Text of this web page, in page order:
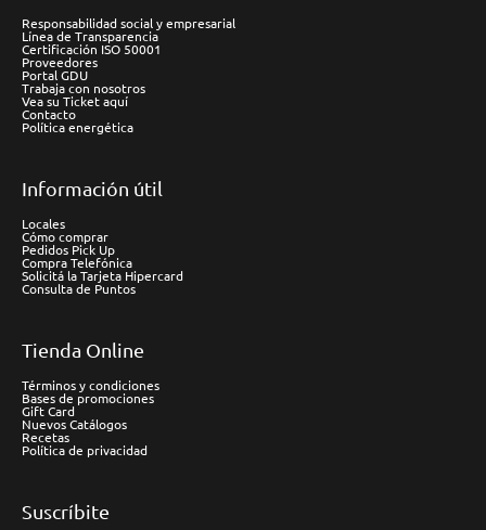
Responsabilidad social y empresarial
Línea de Transparencia
Certificación ISO 50001
Proveedores
Portal GDU
Trabaja con nosotros
Vea su Ticket aquí
Contacto
Política energética
Información útil
Locales
Cómo comprar
Pedidos Pick Up
Compra Telefónica
Solicitá la Tarjeta Hipercard
Consulta de Puntos
Tienda Online
Términos y condiciones
Bases de promociones
Gift Card
Nuevos Catálogos
Recetas
Política de privacidad
Suscríbite